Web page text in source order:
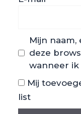
Mijn naam,
deze
wanneer ik
Mij
list